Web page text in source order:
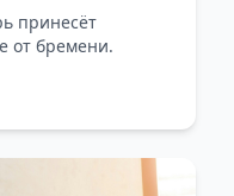
принесёт
от бремени.